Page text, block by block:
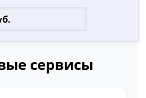
сервисы